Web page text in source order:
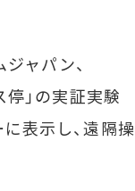
ャパン、
」の実証実験
表示し、遠隔操